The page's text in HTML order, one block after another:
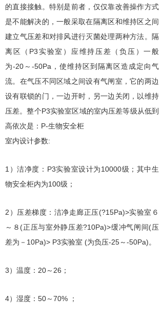
的直接接触。特别是前者，仅仅靠改善操作方式
是不能解决的，一般采取在隔离区和维持区之间
建立气压差和对排风进行灭菌处理两种方法。隔
离区（ P3 实验室）应维持压差（负压）一般
为-20 ～ -50Pa ，使维持区到隔离区造成定向气
流。在气压不同区域之间设有气闸室，它的两边
设有联锁的门，一边开时，另一边关闭，以维持
压差。整个P3实验室区域的室内压差等级从低到
高依次是： P-生物安全柜
室内设计参数:
1 ）洁净度： P3实验室设计为 10000级；其中生
物安全柜内为100级；
2 ）压差梯度：洁净走廊正压 (?15Pa)>实验室６
～８ (正压与室外静压差?10Pa)>缓冲气闸间 (压
差为－ 10Pa)> P3实验室 (为负压-25 ～ -50Pa)。
3 ）温度： 20 ～ 26 ；
4）湿度： 50 ～ 70% ；